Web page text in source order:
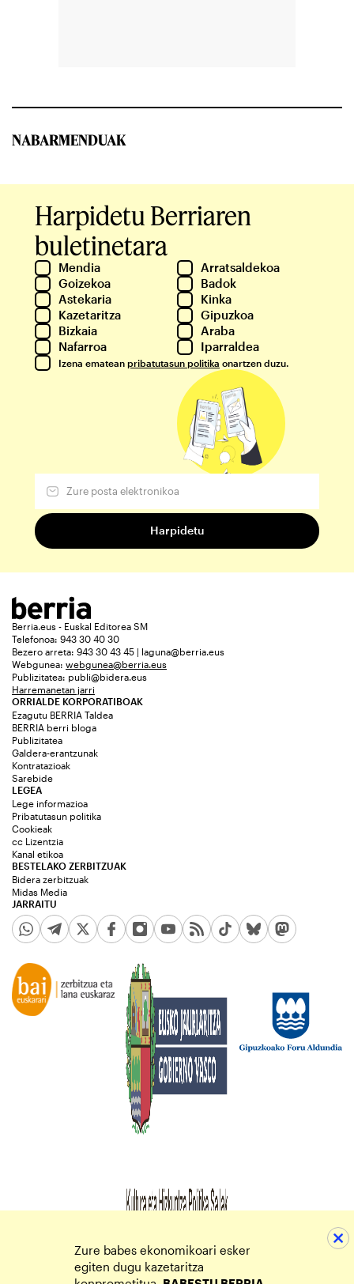
NABARMENDUAK
Harpidetu Berriaren
buletinetara
Mendia
Arratsaldekoa
Goizekoa
Badok
Astekaria
Kinka
Kazetaritza
Gipuzkoa
Bizkaia
Araba
Nafarroa
Iparraldea
Izena ematean pribatutasun politika onartzen duzu.
Berria.eus - Euskal Editorea SM
Telefonoa: 943 30 40 30
Bezero arreta: 943 30 43 45 | laguna@berria.eus
Webgunea: webgunea@berria.eus
Publizitatea: publi@bidera.eus
Harremanetan jarri
ORRIALDE KORPORATIBOAK
Ezagutu BERRIA Taldea
BERRIA berri bloga
Publizitatea
Galdera-erantzunak
Kontratazioak
Sarebide
JARRAITU
LEGEA
Lege informazioa
Pribatutasun politika
Cookieak
cc Lizentzia
Kanal etikoa
BESTELAKO ZERBITZUAK
Bidera zerbitzuak
Midas Media
Zure babes ekonomikoari esker
egiten dugu kazetaritza